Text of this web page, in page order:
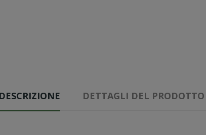
DESCRIZIONE DETTAGLI DEL PRODOTTO